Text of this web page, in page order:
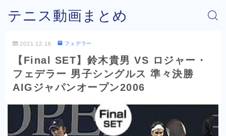
テニス動画まとめ
2021.12.16 フェデラー
【Final SET】鈴木貴男 VS ロジャー・
フェデラー 男子シングルス 準々決勝
AIGジャパンオープン2006